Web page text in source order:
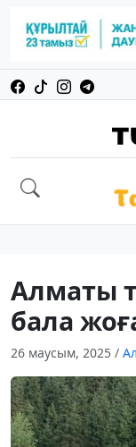
Алматы
бала
26 маусым, 2025 /